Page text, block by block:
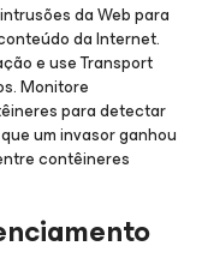
da Web para
da Internet.
e use Transport
Monitore
para detectar
um invasor ganhou
contêineres